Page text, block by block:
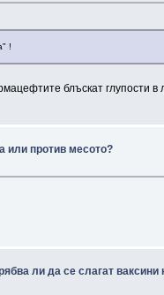
!
блъскат глупости
или против месото?
ли да се слагат ваксини